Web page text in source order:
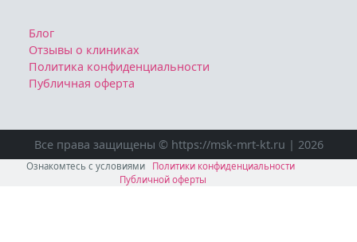
Блог
Отзывы о клиниках
Политика конфиденциальности
Публичная оферта
Все права защищены © https://msk-mrt-kt.ru | 2026
Ознакомтесь с условиями
Политики конфиденциальности
Публичной оферты